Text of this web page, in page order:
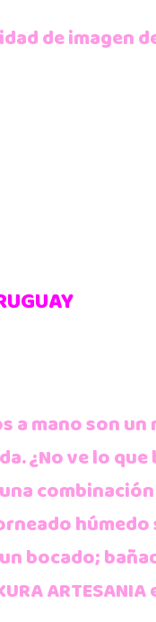
de imagen
a mano son
¿No ve lo que
húmedo
bocado;